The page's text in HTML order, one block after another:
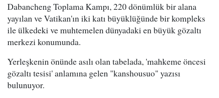
Dabancheng Toplama Kampı, 220 dönümlük bir alana
yayılan ve Vatikan'ın iki katı büyüklüğünde bir kompleks
ile ülkedeki ve muhtemelen dünyadaki en büyük gözaltı
merkezi konumunda.
Yerleşkenin önünde asılı olan tabelada, 'mahkeme öncesi
gözaltı tesisi' anlamına gelen "kanshousuo" yazısı
bulunuyor.